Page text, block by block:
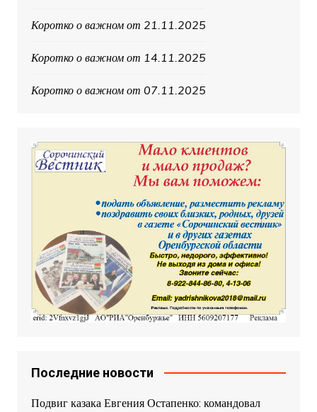
Коротко о важном от 21.11.2025
Коротко о важном от 14.11.2025
Коротко о важном от 07.11.2025
Последние новости
Подвиг казака Евгения Остапенко: командовал